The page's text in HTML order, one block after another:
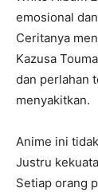
emosional
Ceritanya
Kazusa
dan perlahan
menyakitkan.
Anime ini
Justru
Setiap orang